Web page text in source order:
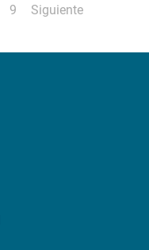
9 Siguiente